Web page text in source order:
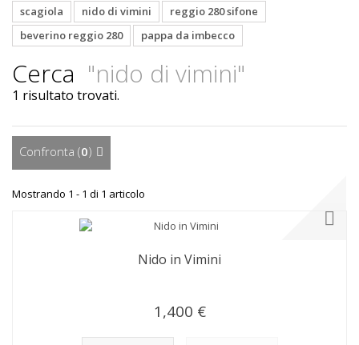
scagiola
nido di vimini
reggio 280 sifone
beverino reggio 280
pappa da imbecco
Cerca "nido di vimini"
1 risultato trovati.
Confronta (0)
Mostrando 1 - 1 di 1 articolo
Nido in Vimini
1,400 €